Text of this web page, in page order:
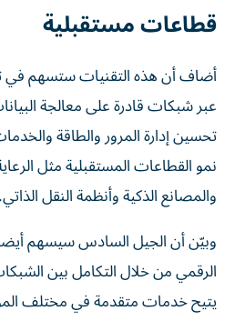
قطاعات مستقبلية
أضاف أن هذه التقنيات ستسهم في
عبر شبكات قادرة على معالجة
تحسين إدارة المرور والطاقة
نمو القطاعات المستقبلية مثل
والمصانع الذكية وأنظمة النقل الذاتي.
وبيّن أن الجيل السادس سيسهم
الرقمي من خلال التكامل بين
يتيح خدمات متقدمة في مختلف